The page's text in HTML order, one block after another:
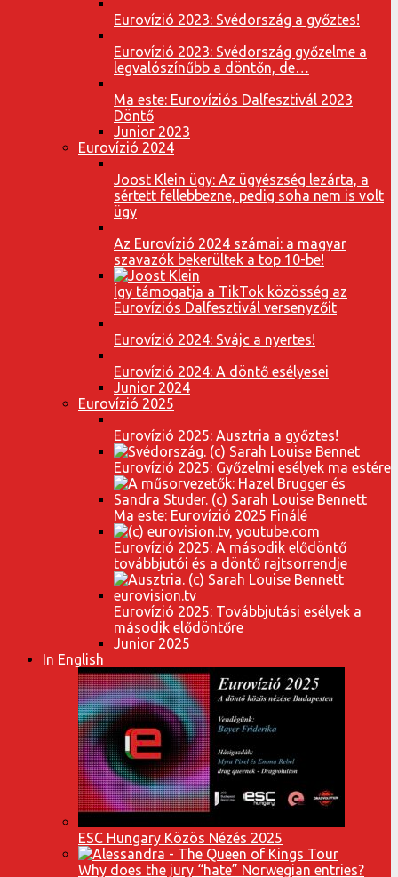
Eurovízió 2023: Svédország a győztes!
Eurovízió 2023: Svédország győzelme a
legvalószínűbb a döntőn, de…
Ma este: Eurovíziós Dalfesztivál 2023
Döntő
Junior 2023
Eurovízió 2024
Joost Klein ügy: Az ügyészség lezárta, a
sértett fellebbezne, pedig soha nem is volt
ügy
Az Eurovízió 2024 számai: a magyar
szavazók bekerültek a top 10-be!
Így támogatja a TikTok közösség az
Eurovíziós Dalfesztivál versenyzőit
Eurovízió 2024: Svájc a nyertes!
Eurovízió 2024: A döntő esélyesei
Junior 2024
Eurovízió 2025
Eurovízió 2025: Ausztria a győztes!
Eurovízió 2025: Győzelmi esélyek ma estére
Ma este: Eurovízió 2025 Finálé
Eurovízió 2025: A második elődöntő
továbbjutói és a döntő rajtsorrendje
Eurovízió 2025: Továbbjutási esélyek a
második elődöntőre
Junior 2025
In English
ESC Hungary Közös Nézés 2025
Why does the jury “hate” Norwegian entries?